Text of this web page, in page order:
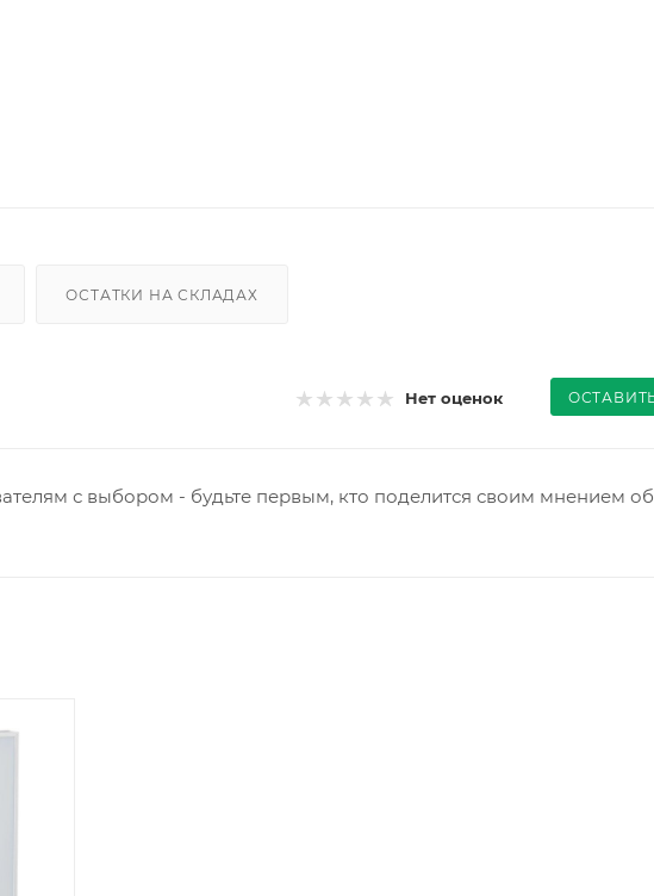
ОСТАТКИ НА СКЛАДАХ
Нет оценок
с выбором - будьте первым, кто поделится своим мнением об